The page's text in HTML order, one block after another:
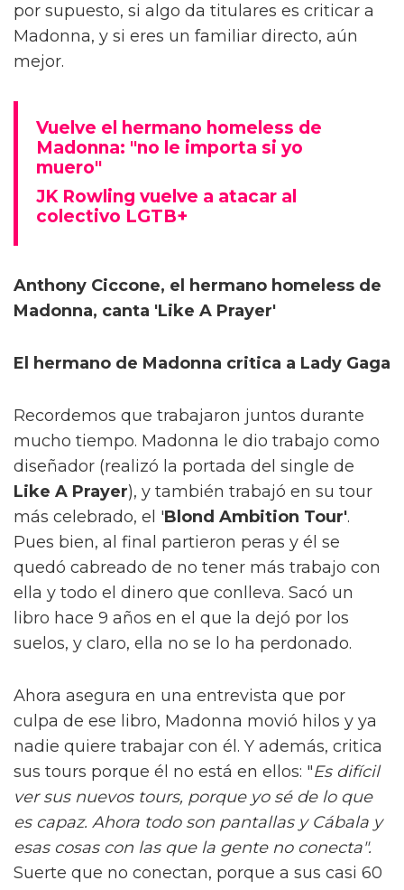
por supuesto, si algo da titulares es criticar a
Madonna, y si eres un familiar directo, aún
mejor.
Vuelve el hermano homeless de
Madonna: "no le importa si yo
muero"
JK Rowling vuelve a atacar al
colectivo LGTB+
Anthony Ciccone, el hermano homeless de
Madonna, canta 'Like A Prayer'
El hermano de Madonna critica a Lady Gaga
Recordemos que trabajaron juntos durante
mucho tiempo. Madonna le dio trabajo como
diseñador (realizó la portada del single de
Like A Prayer), y también trabajó en su tour
más celebrado, el 'Blond Ambition Tour'.
Pues bien, al final partieron peras y él se
quedó cabreado de no tener más trabajo con
ella y todo el dinero que conlleva. Sacó un
libro hace 9 años en el que la dejó por los
suelos, y claro, ella no se lo ha perdonado.
Ahora asegura en una entrevista que por
culpa de ese libro, Madonna movió hilos y ya
nadie quiere trabajar con él. Y además, critica
sus tours porque él no está en ellos: "Es difícil
ver sus nuevos tours, porque yo sé de lo que
es capaz. Ahora todo son pantallas y Cábala y
esas cosas con las que la gente no conecta".
Suerte que no conectan, porque a sus casi 60